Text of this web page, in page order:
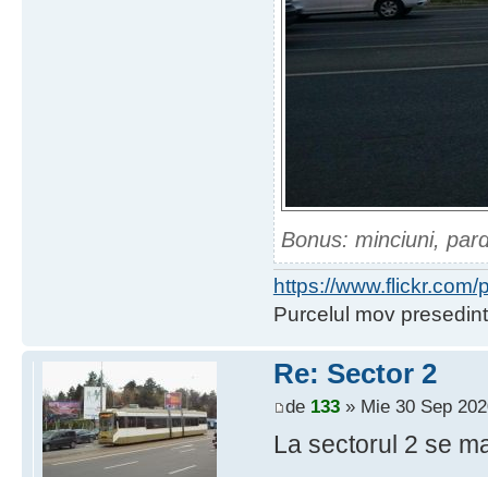
Bonus: minciuni,
https://
Purcelul mov
Re: Sector 2
de 133» Mie 30 Sep
La sectorul 2 se